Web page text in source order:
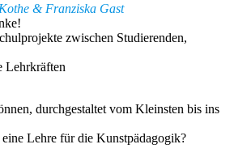
& Franziska Gast
zwischen Studierenden,
Lehrkräften
durchgestaltet vom Kleinsten bis ins
Lehre für die Kunstpädagogik?